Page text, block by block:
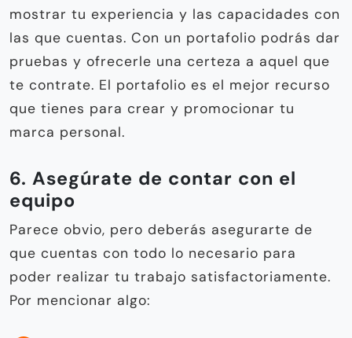
mostrar tu experiencia y las capacidades con
las que cuentas. Con un portafolio podrás dar
pruebas y ofrecerle una certeza a aquel que
te contrate. El portafolio es el mejor recurso
que tienes para crear y promocionar tu
marca personal.
6. Asegúrate de contar con el
equipo
Parece obvio, pero deberás asegurarte de
que cuentas con todo lo necesario para
poder realizar tu trabajo satisfactoriamente.
Por mencionar algo: